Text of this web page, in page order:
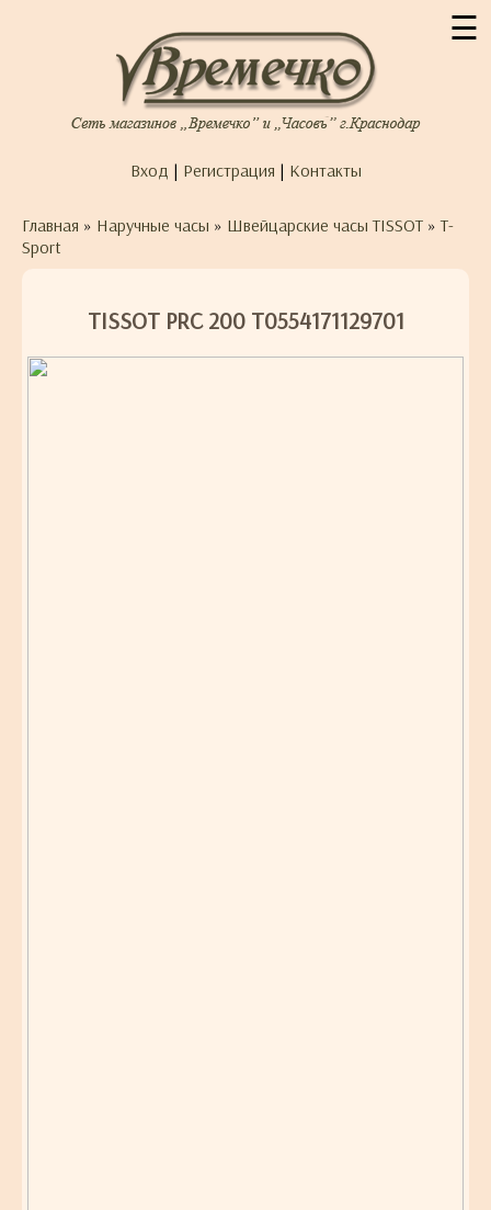
☰
Вход | Регистрация | Контакты
Главная » Наручные часы » Швейцарские часы TISSOT »T-
Sport
TISSOT PRC 200 T0554171129701